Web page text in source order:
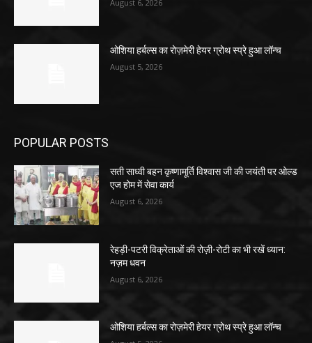
August 6, 2026
ओशिया हर्बल्स का रोज़मेरी हेयर ग्रोथ स्प्रे हुआ लॉन्च
August 5, 2026
POPULAR POSTS
सती साध्वी बहन कृष्णामूर्ति विश्वास जी की जयंती पर ओल्ड
एज होम में सेवा कार्य
August 6, 2026
रेहड़ी-पटरी विक्रेताओं की रोज़ी-रोटी का भी रखें ध्यान:
नज़म धवन
August 6, 2026
ओशिया हर्बल्स का रोज़मेरी हेयर ग्रोथ स्प्रे हुआ लॉन्च